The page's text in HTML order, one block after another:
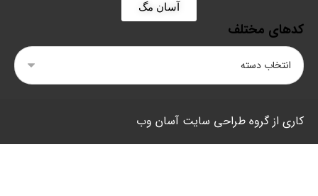
آسان مگ
کدهای مختلف
کاری از گروه طراحی سایت آسان وب